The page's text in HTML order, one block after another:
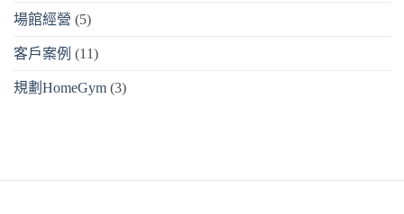
場館經營 (5)
客戶案例 (11)
規劃HomeGym (3)